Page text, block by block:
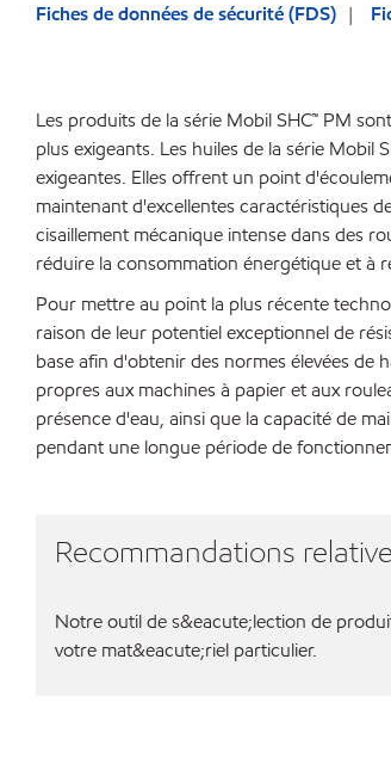
Fiches de données de sécurité (FDS)
Les produits de la série Mobil SHC™ PM
plus exigeants. Les huiles de la série
exigeantes. Elles offrent un point
maintenant d'excellentes caractéristiques
cisaillement mécanique intense dans des
réduire la consommation énergétique et à
Pour mettre au point la plus récente
raison de leur potentiel exceptionnel de
base afin d'obtenir des normes élevées de
propres aux machines à papier et aux
présence d'eau, ainsi que la capacité de
pendant une longue période de
Recommandations
Notre outil de s&eacute;lection de
votre mat&eacute;riel particulier.